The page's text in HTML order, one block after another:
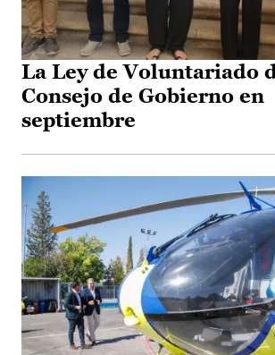
La Ley de Voluntariado
Consejo de Gobierno en
septiembre